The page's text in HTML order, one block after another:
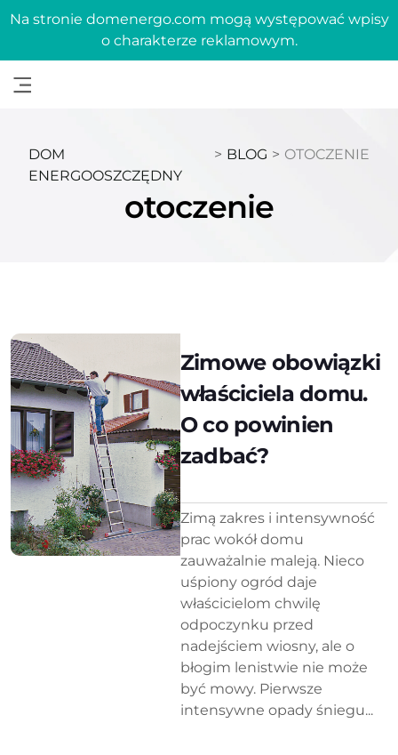
Na stronie domenergo.com mogą występować wpisy
o charakterze reklamowym.
DOM
ENERGOOSZCZĘDNY
> BLOG > OTOCZENIE
otoczenie
Zimowe obowiązki
właściciela domu.
O co powinien
zadbać?
Zimą zakres i intensywność
prac wokół domu
zauważalnie maleją. Nieco
uśpiony ogród daje
właścicielom chwilę
odpoczynku przed
nadejściem wiosny, ale o
błogim lenistwie nie może
być mowy. Pierwsze
intensywne opady śniegu...